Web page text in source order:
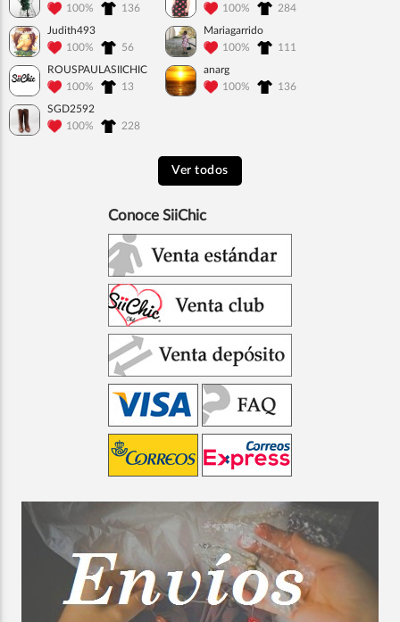
100%
136
100%
284
Judith493
100%
56
Mariagarrido
100%
111
ROUSPAULASIICHIC
100%
13
anarg
100%
136
SGD2592
100%
228
Ver todos
Conoce SiiChic